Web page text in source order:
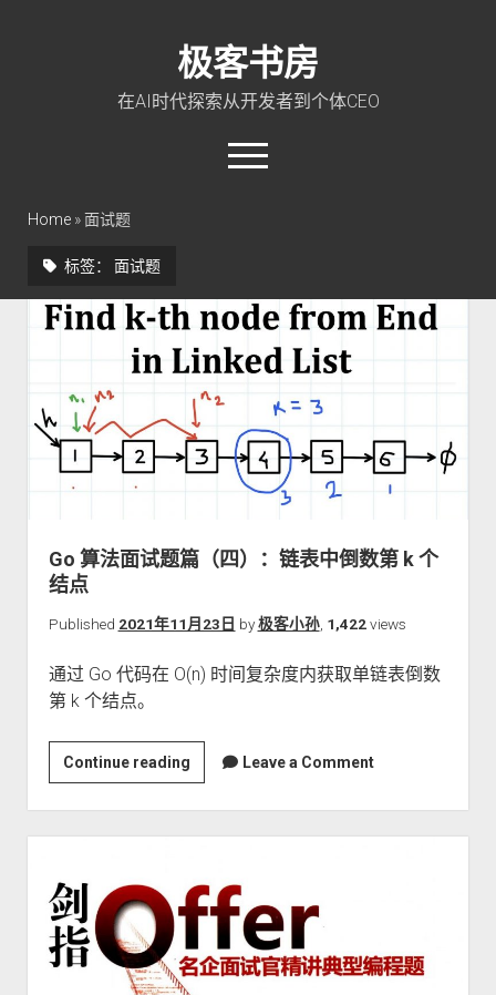
极客书房
在AI时代探索从开发者到个体CEO
open
menu
Go 入门教程
PHP 全栈指南
玩转 ChatGPT
软件工程
成长思维
极客智坊文档
Home»面试题
标签： 面试题
Go 算法面试题篇（四）：链表中倒数第 k 个
结点
Published 2021年11月23日 by极客小孙, 1,422views
通过 Go 代码在 O(n) 时间复杂度内获取单链表倒数
第 k 个结点。
Continue readingGo
算
法
面
题
篇
（四）：
链
Leave a Comment